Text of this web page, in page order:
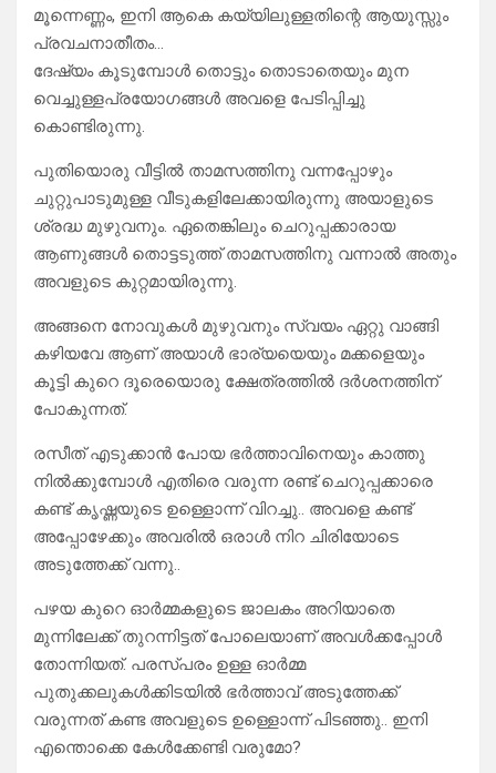
മൂന്നെണ്ണം, ഇനി ആകെ കയ്യിലുള്ളതിന്റെ ആയുസ്സും
പ്രവചനാതീതം…
ദേഷ്യം കൂടുമ്പോൾ തൊട്ടും തൊടാതെയും മുന
വെച്ചുള്ളപ്രയോഗങ്ങൾ അവളെ പേടിപ്പിച്ചു
കൊണ്ടിരുന്നു.
പുതിയൊരു വീട്ടിൽ താമസത്തിനു വന്നപ്പോഴും
ചുറ്റുപാടുമുള്ള വീടുകളിലേക്കായിരുന്നു അയാളുടെ
ശ്രദ്ധ മുഴുവനും. ഏതെങ്കിലും ചെറുപ്പക്കാരായ
ആണുങ്ങൾ തൊട്ടടുത്ത് താമസത്തിനു വന്നാൽ അതും
അവളുടെ കുറ്റമായിരുന്നു.
അങ്ങനെ നോവുകൾ മുഴുവനും സ്വയം ഏറ്റു വാങ്ങി
കഴിയവേ ആണ് അയാൾ ഭാര്യയെയും മക്കളെയും
കൂട്ടി കുറെ ദൂരെയൊരു ക്ഷേത്രത്തിൽ ദർശനത്തിന്
പോകുന്നത്.
രസീത് എടുക്കാൻ പോയ ഭർത്താവിനെയും കാത്തു
നിൽക്കുമ്പോൾ എതിരെ വരുന്ന രണ്ട് ചെറുപ്പക്കാരെ
കണ്ട് കൃഷ്ണയുടെ ഉള്ളൊന്ന് വിറച്ചു.. അവളെ കണ്ട്
അപ്പോഴേക്കും അവരിൽ ഒരാൾ നിറ ചിരിയോടെ
അടുത്തേക്ക് വന്നു..
പഴയ കുറെ ഓർമ്മകളുടെ ജാലകം അറിയാതെ
മുന്നിലേക്ക് തുറന്നിട്ടത് പോലെയാണ് അവൾക്കപ്പോൾ
തോന്നിയത്. പരസ്പരം ഉള്ള ഓർമ്മ
പുതുക്കലുകൾക്കിടയിൽ ഭർത്താവ് അടുത്തേക്ക്
വരുന്നത് കണ്ട അവളുടെ ഉള്ളൊന്ന് പിടഞ്ഞു.. ഇനി
എന്തൊക്കെ കേൾക്കേണ്ടി വരുമോ?